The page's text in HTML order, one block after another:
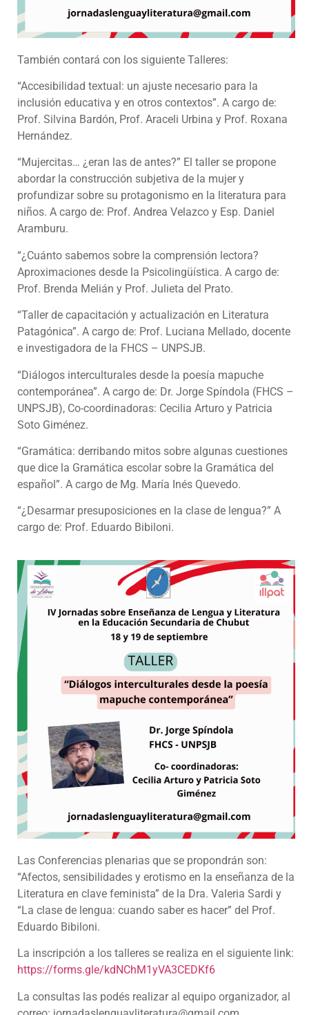
También contará con los siguiente Talleres:
“Accesibilidad textual: un ajuste necesario para la
inclusión educativa y en otros contextos”. A cargo de:
Prof. Silvina Bardón, Prof. Araceli Urbina y Prof. Roxana
Hernández.
“Mujercitas… ¿eran las de antes?” El taller se propone
abordar la construcción subjetiva de la mujer y
profundizar sobre su protagonismo en la literatura para
niños. A cargo de: Prof. Andrea Velazco y Esp. Daniel
Aramburu.
“¿Cuánto sabemos sobre la comprensión lectora?
Aproximaciones desde la Psicolingüística. A cargo de:
Prof. Brenda Melián y Prof. Julieta del Prato.
“Taller de capacitación y actualización en Literatura
Patagónica”. A cargo de: Prof. Luciana Mellado, docente
e investigadora de la FHCS – UNPSJB.
“Diálogos interculturales desde la poesía mapuche
contemporánea”. A cargo de: Dr. Jorge Spíndola (FHCS –
UNPSJB), Co-coordinadoras: Cecilia Arturo y Patricia
Soto Giménez.
“Gramática: derribando mitos sobre algunas cuestiones
que dice la Gramática escolar sobre la Gramática del
español”. A cargo de Mg. María Inés Quevedo.
“¿Desarmar presuposiciones en la clase de lengua?” A
cargo de: Prof. Eduardo Bibiloni.
Las Conferencias plenarias que se propondrán son:
“Afectos, sensibilidades y erotismo en la enseñanza de la
Literatura en clave feminista” de la Dra. Valeria Sardi y
“La clase de lengua: cuando saber es hacer” del Prof.
Eduardo Bibiloni.
La inscripción a los talleres se realiza en el siguiente link:
https://forms.gle/kdNChM1yVA3CEDKf6
La consultas las podés realizar al equipo organizador, al